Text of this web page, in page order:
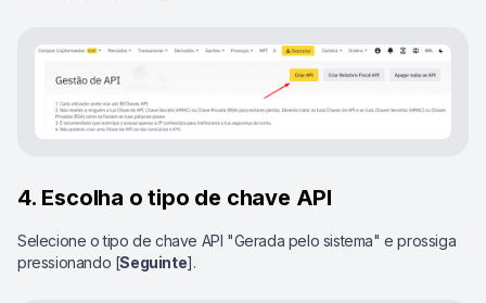
4. Escolha o tipo de chave API
Selecione o tipo de chave API "Gerada pelo sistema" e prossiga
pressionando [Seguinte].